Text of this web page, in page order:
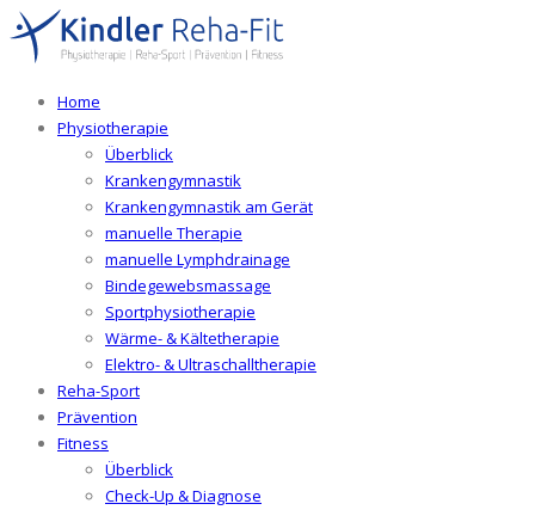
Home
Physiotherapie
Überblick
Krankengymnastik
Krankengymnastik am Gerät
manuelle Therapie
manuelle Lymphdrainage
Bindegewebsmassage
Sportphysiotherapie
Wärme- & Kältetherapie
Elektro- & Ultraschalltherapie
Reha-Sport
Prävention
Fitness
Überblick
Check-Up & Diagnose